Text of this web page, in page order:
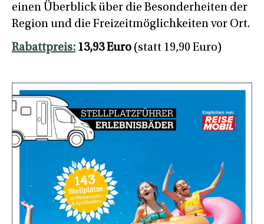
einen Überblick über die Besonderheiten der
Region und die Freizeitmöglichkeiten vor Ort.
Rabattpreis: 13,93 Euro (statt 19,90 Euro)